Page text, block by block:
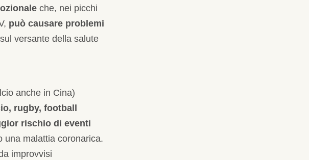
che, nei picchi
può causare problemi
versante della salute
anche in Cina)
rugby, football
rischio di eventi
una malattia coronarica.
improvvisi